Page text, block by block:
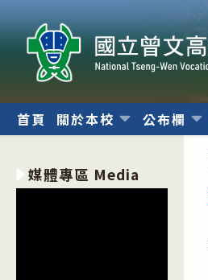
轉
內
首頁 關於本校 公布欄
媒體專區 Media